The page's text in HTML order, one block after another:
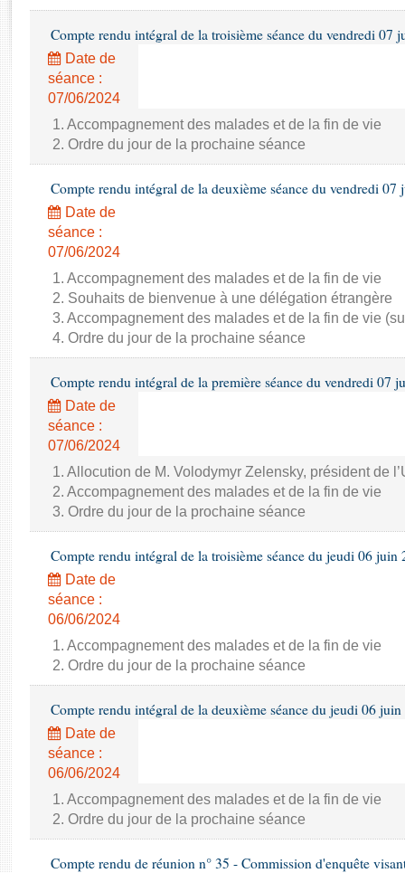
Baromètre de l’application des lois
Dossiers législatifs
Budget et sécurité sociale
Questions écrites et orales
Comptes rendus des débats
Compte rendu intégral de la troisième séance du vendredi 07
Date de
séance :
07/06/2024
1. Accompagnement des malades et de la fin de vie
2. Ordre du jour de la prochaine séance
Compte rendu intégral de la deuxième séance du vendredi 07
Date de
séance :
07/06/2024
1. Accompagnement des malades et de la fin de vie
2. Souhaits de bienvenue à une délégation étrangère
3. Accompagnement des malades et de la fin de vie
4. Ordre du jour de la prochaine séance
Compte rendu intégral de la première séance du vendredi 07
Date de
séance :
07/06/2024
1. Allocution de M. Volodymyr Zelensky, président de
2. Accompagnement des malades et de la fin de vie
3. Ordre du jour de la prochaine séance
Compte rendu intégral de la troisième séance du jeudi 06 juin
Date de
séance :
06/06/2024
1. Accompagnement des malades et de la fin de vie
2. Ordre du jour de la prochaine séance
Compte rendu intégral de la deuxième séance du jeudi 06
Date de
séance :
06/06/2024
1. Accompagnement des malades et de la fin de vie
2. Ordre du jour de la prochaine séance
Compte rendu de réunion n° 35 - Commission d'enquête